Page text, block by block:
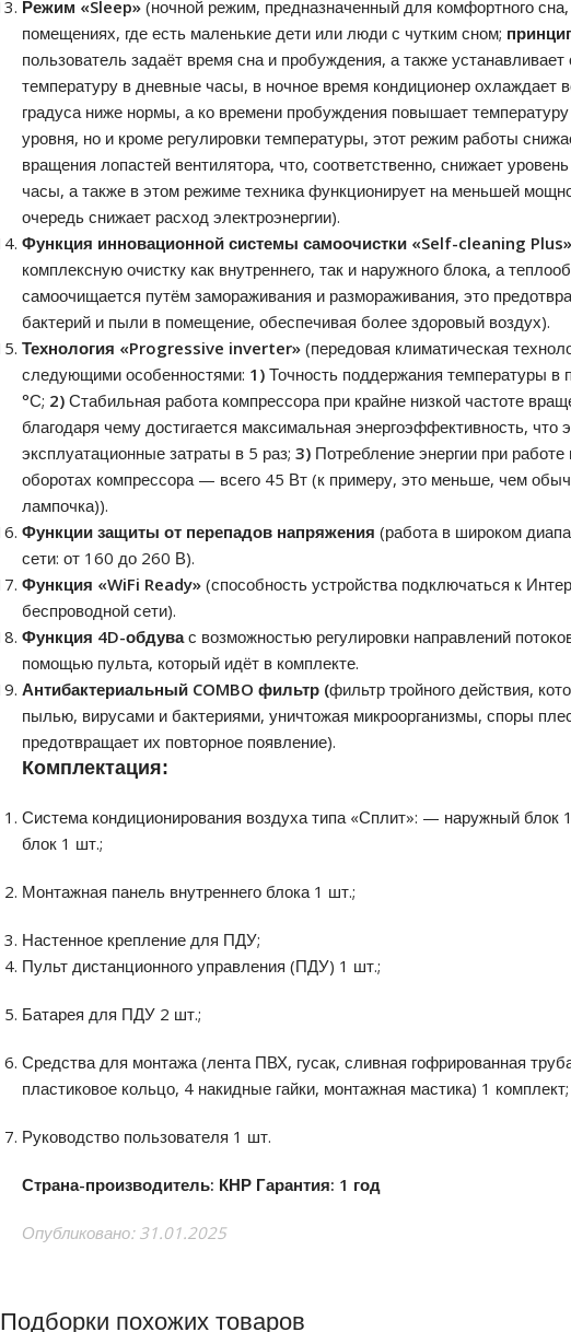
Режим «Sleep» (ночной режим, предназначенный для комфортного
помещениях, где есть маленькие дети или люди с чутким сном;
пользователь задаёт время сна и пробуждения, а также
температуру в дневные часы, в ночное время кондиционер охлаждает
градуса ниже нормы, а ко времени пробуждения повышает
уровня, но и кроме регулировки температуры, этот режим работы
вращения лопастей вентилятора, что, соответственно, снижает
часы, а также в этом режиме техника функционирует на меньшей
очередь снижает расход электроэнергии).
Функция инновационной системы самоочистки «Self-cleaning Plus»
комплексную очистку как внутреннего, так и наружного блока, а
самоочищается путём замораживания и размораживания, это
бактерий и пыли в помещение, обеспечивая более здоровый воздух).
Технология «Progressive inverter» (передовая климатическая
следующими особенностями: 1) Точность поддержания температуры
°С; 2) Стабильная работа компрессора при крайне низкой частоте
благодаря чему достигается максимальная энергоэффективность, что
эксплуатационные затраты в 5 раз; 3) Потребление энергии при
оборотах компрессора — всего 45 Вт (к примеру, это меньше, чем
лампочка)).
Функции защиты от перепадов напряжения (работа в широком
сети: от 160 до 260 В).
Функция «WiFi Ready» (способность устройства подключаться к
беспроводной сети).
Функция 4D-обдувас возможностью регулировки направлений
помощью пульта, который идёт в комплекте.
Антибактериальный COMBO фильтр (фильтр тройного действия,
пылью, вирусами и бактериями, уничтожая микроорганизмы, споры
предотвращает их повторное появление).
Комплектация:
Система кондиционирования воздуха типа «Сплит»: — наружный блок
блок 1 шт.;
Монтажная панель внутреннего блока 1 шт.;
Настенное крепление для ПДУ;
Пульт дистанционного управления (ПДУ) 1 шт.;
Батарея для ПДУ 2 шт.;
Средства для монтажа (лента ПВХ, гусак, сливная гофрированная
пластиковое кольцо, 4 накидные гайки, монтажная мастика) 1 комплект;
Руководство пользователя 1 шт.
Страна-производитель: КНР Гарантия: 1 год
Опубликовано: 31.01.2025
Подборки похожих товаров